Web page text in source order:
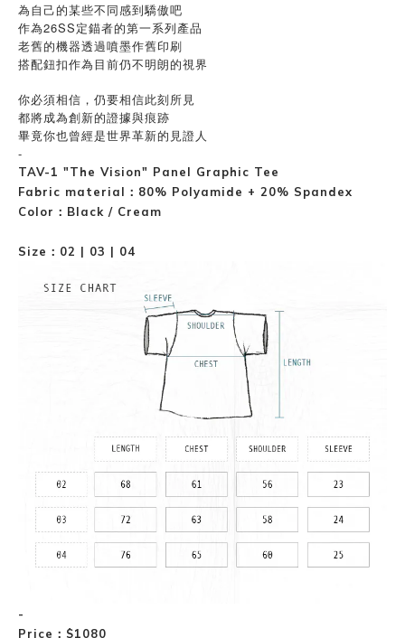
為自己的某些不同感到驕傲吧
作為26SS定錨者的第一系列產品
老舊的機器透過噴墨作舊印刷
搭配鈕扣作為目前仍不明朗的視界
你必須相信，仍要相信此刻所見
都將成為創新的證據與痕跡
畢竟你也曾經是世界革新的見證人
-
TAV-1 "The Vision" Panel Graphic Tee
Fabric material： 80% Polyamide + 20% Spandex
Color：Black / Cream
Size：02 | 03 | 04
-
Price ： $1080